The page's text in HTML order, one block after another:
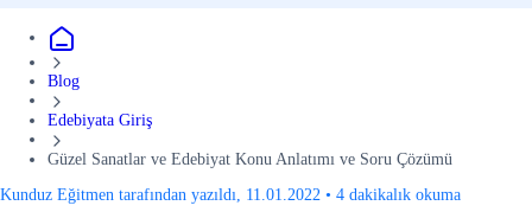
Blog
Edebiyata Giriş
Güzel Sanatlar ve Edebiyat Konu Anlatımı ve Soru Çözümü
Kunduz Eğitmen tarafından yazıldı, 11.01.2022 • 4 dakikalık okuma